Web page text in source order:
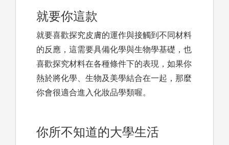
就要你這款
就要喜歡探究皮膚的運作與接觸到不同材料
的反應，這需要具備化學與生物學基礎，也
喜歡探究材料在各種條件下的表現，如果你
熱於將化學、生物及美學結合在一起，那麼
你會很適合進入化妝品學類喔。
你所不知道的大學生活